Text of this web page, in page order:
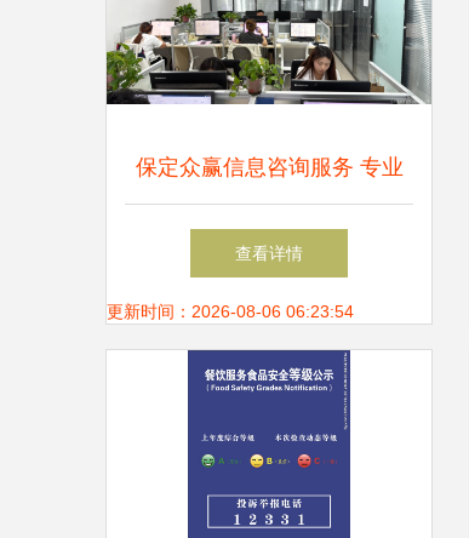
保定众赢信息咨询服务 专业
助力，成就未来
查看详情
更新时间：2026-08-06 06:23:54